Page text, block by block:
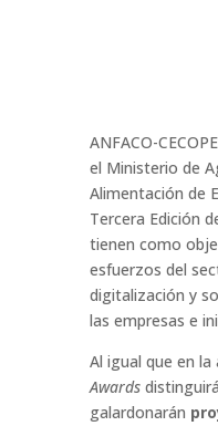
ANFACO-
el Ministerio de
Alimentación de
Tercera Edición
tienen como
esfuerzos del
digitalización y
las empresas e
Al igual que en
Awards
galardonarán